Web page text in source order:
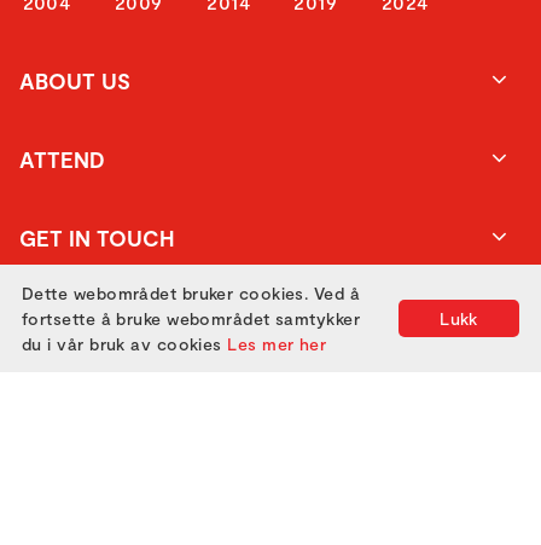
ABOUT US
ATTEND
GET IN TOUCH
Lukk
Dette webområdet bruker cookies. Ved å
fortsette å bruke webområdet samtykker
du i vår bruk av cookies Les mer her